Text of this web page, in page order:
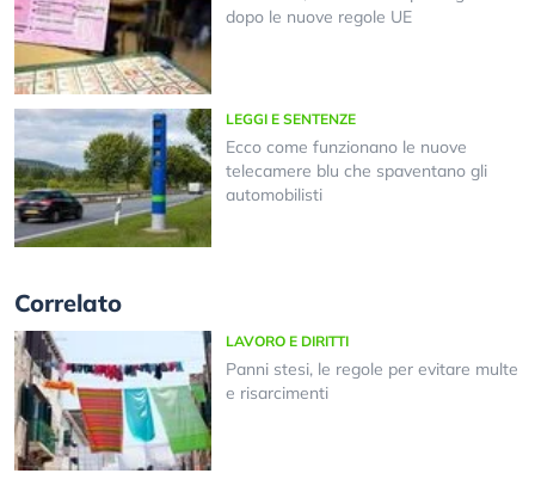
dopo le nuove regole UE
LEGGI E SENTENZE
Ecco come funzionano le nuove
telecamere blu che spaventano gli
automobilisti
Correlato
LAVORO E DIRITTI
Panni stesi, le regole per evitare multe
e risarcimenti